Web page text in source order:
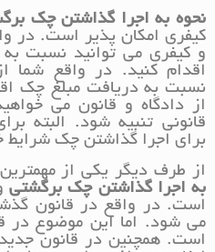
نحوه به اجرا گذاشتن چک
کیفری امکان پذیر است. در
و کیفری می توانید نسبت
اقدام کنید. در واقع شما
نسبت به دریافت مبلغ چک
از دادگاه و قانون می
قانونی تنبیه شود. البته
برای اجرا گذاشتن چک شرایط
از طرف دیگر یکی از
به اجرا گذاشتن چک برگشتی
است. در واقع در قانون
می شود. اما این موضوع
است. همچنین در قانون